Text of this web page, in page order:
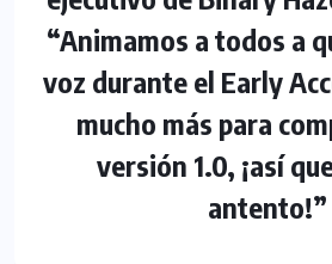
“Animamos a todos a
voz durante el Early
mucho más para
versión 1.0, ¡así
antento!”